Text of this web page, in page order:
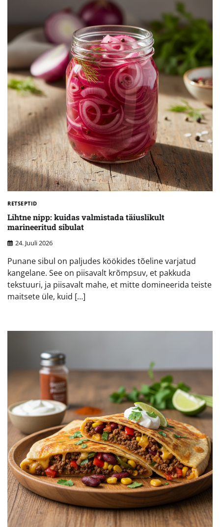
RETSEPTID
Lihtne nipp: kuidas valmistada täiuslikult
marineeritud sibulat
24. Juuli 2026
Punane sibul on paljudes köökides tõeline varjatud
kangelane. See on piisavalt krõmpsuv, et pakkuda
tekstuuri, ja piisavalt mahe, et mitte domineerida teiste
maitsete üle, kuid […]